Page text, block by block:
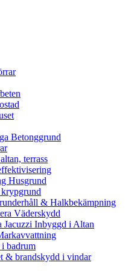
Betonggrund
terrass
Husgrund
& Halkbekämpning
Väderskydd
Jacuzzi Inbyggd i Altan
badrum
& brandskydd i vindar